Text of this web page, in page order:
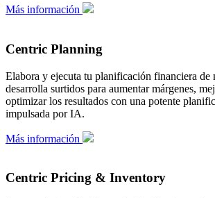
Más información
Centric Planning
Elabora y ejecuta tu planificación financiera de
desarrolla surtidos para aumentar márgenes,
optimizar los resultados con una potente
impulsada por IA.
Más información
Centric Pricing & Inventory